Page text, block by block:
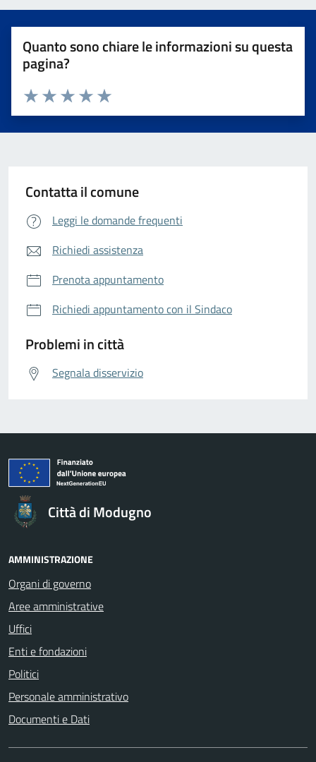
Quanto sono chiare le informazioni su questa
pagina?
Valuta da 1 a 5 stelle la pagina
Valuta 5 stelle su 5
Valuta 4 stelle su 5
Valuta 3 stelle su 5
Valuta 2 stelle su 5
Valuta 1 stelle su 5
Contatta il comune
Leggi le domande frequenti
Richiedi assistenza
Prenota appuntamento
Richiedi appuntamento con il Sindaco
Problemi in città
Segnala disservizio
Città di Modugno
AMMINISTRAZIONE
Organi di governo
Aree amministrative
Uffici
Enti e fondazioni
Politici
Personale amministrativo
Documenti e Dati